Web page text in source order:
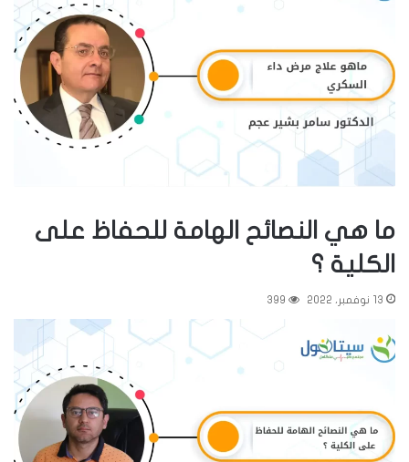
ما هي النصائح الهامة للحفاظ على
الكلية ؟
13 نوفمبر، 2022 399